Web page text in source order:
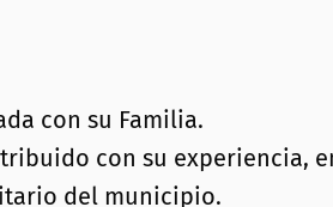
con su Familia.
con su
del municipio.